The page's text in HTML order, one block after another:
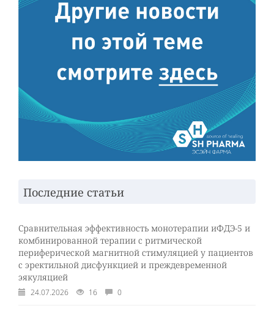
Последние статьи
Сравнительная эффективность монотерапии иФДЭ-5 и
комбинированной терапии с ритмической
периферической магнитной стимуляцией у пациентов
с эректильной дисфункцией и преждевременной
эякуляцией
24.07.2026 16 0